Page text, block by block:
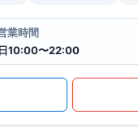
業時間
10:00〜22:00